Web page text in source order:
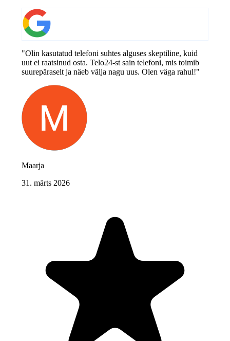
"Olin kasutatud telefoni suhtes alguses skeptiline, kuid
uut ei raatsinud osta. Telo24-st sain telefoni, mis toimib
suurepäraselt ja näeb välja nagu uus. Olen väga rahul!"
Maarja
31. märts 2026